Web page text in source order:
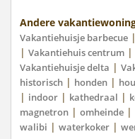
Andere
Vakantiehuisje barbecue |
| Vakantiehuis centrum |
Vakantiehuisje delta |
historisch | honden |
| indoor | kathedraal |
magnetron | omheinde |
walibi | waterkoker |